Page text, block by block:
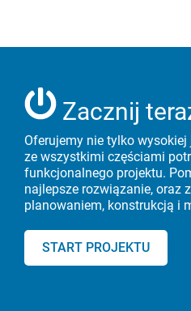
Zacznij
Oferujemy nie tylko
ze wszystkimi częściami
funkcjonalnego projektu.
najlepsze rozwiązanie, oraz
planowaniem, konstrukcją i
START PROJEKTU